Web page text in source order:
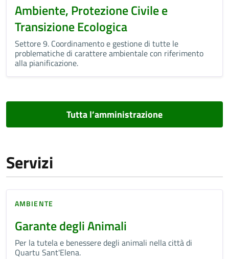
Ambiente, Protezione Civile e
Transizione Ecologica
Settore 9. Coordinamento e gestione di tutte le
problematiche di carattere ambientale con riferimento
alla pianificazione.
Tutta l’amministrazione
Servizi
AMBIENTE
Garante degli Animali
Per la tutela e benessere degli animali nella città di
Quartu Sant'Elena.